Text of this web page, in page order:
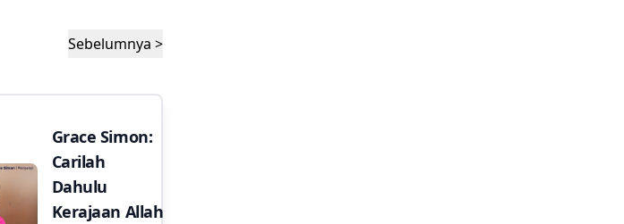
Sebelumnya >
Grace Simon:
Carilah
Dahulu
Kerajaan Allah